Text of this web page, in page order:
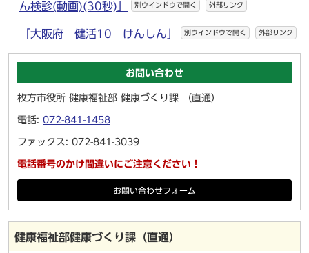
ん検診(動画)(30秒)」
別ウインドウで開く 外部リンク
「大阪府 健活10 けんしん」 別ウインドウで開く 外部リンク
お問い合わせ
枚方市役所 健康福祉部 健康づくり課 （直通）
電話: 072-841-1458
ファックス: 072-841-3039
電話番号のかけ間違いにご注意ください！
お問い合わせフォーム
健康福祉部健康づくり課（直通）